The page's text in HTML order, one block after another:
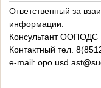
Ответственный за
информации:
Консультант ООПОДС
Контактный тел.
e-mail: opo